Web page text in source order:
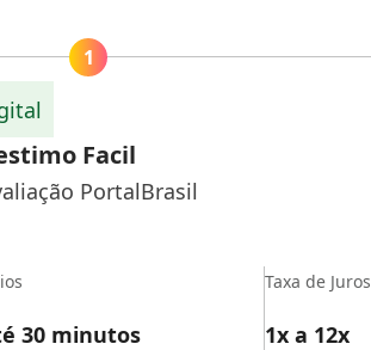
Facil
PortalBrasil
30 minutos
Taxa de Juros
1x a 12x